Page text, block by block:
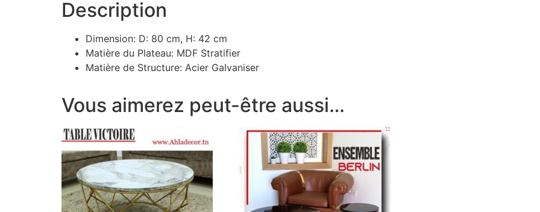
Description
Dimension: D: 80 cm, H: 42 cm
Matière du Plateau: MDF Stratifier
Matière de Structure: Acier Galvaniser
Vous aimerez peut-être aussi…